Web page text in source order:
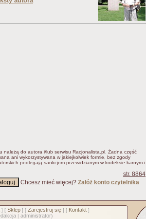
należą do autora i/lub serwisu Racjonalista.pl. Żadna część
ani wykorzystywana w jakiejkolwiek formie, bez zgody
podlegają sankcjom przewidzianym w kodeksie karnym i
str. 8864
Chcesz mieć więcej? Załóż konto czytelnika
] [ Sklep] [ Zarejestruj się] [ Kontakt]
| administrator)